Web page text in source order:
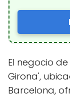
El negocio
Girona',
Barcelona,